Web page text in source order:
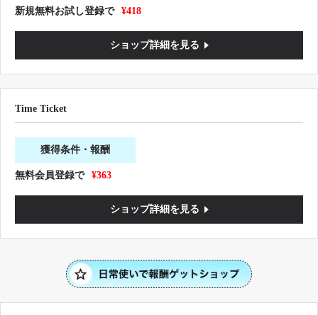
新規無料お試し登録で ¥418
ショップ詳細を見る
Time Ticket
獲得条件・報酬
無料会員登録で ¥363
ショップ詳細を見る